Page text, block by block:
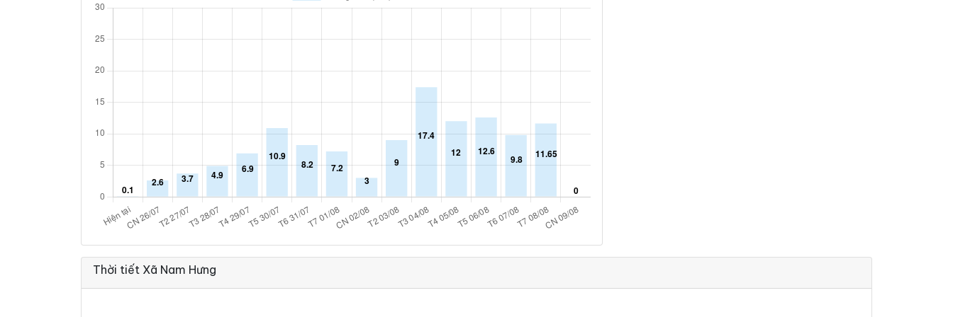
Thời tiết Xã Nam Hưng